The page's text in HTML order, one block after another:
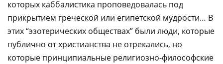
которых каббалистика проповедовалась под
прикрытием греческой или египетской мудрости… В
этих “эзотерических обществах” были люди, которые
публично от христианства не отрекались, но
которые принципиальные религиозно-философские